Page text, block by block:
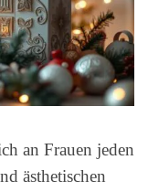
an Frauen jeden
ästhetischen